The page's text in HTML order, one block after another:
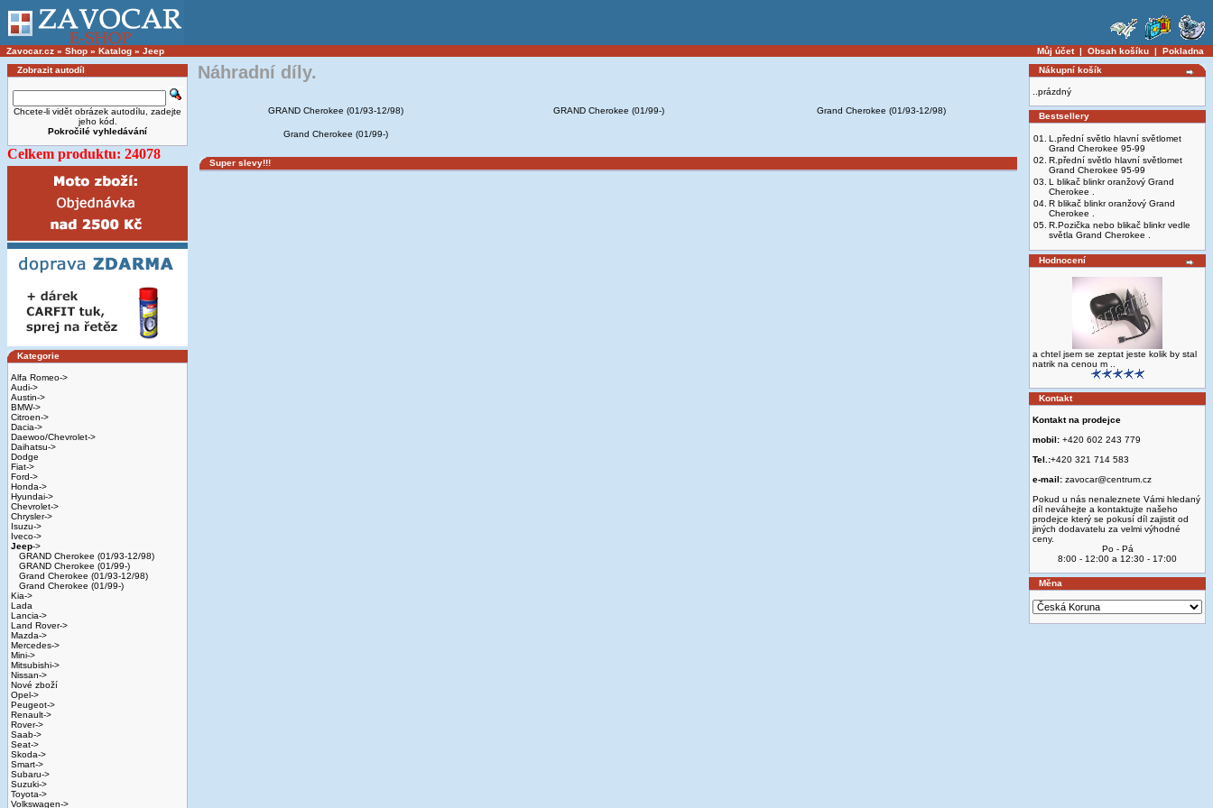
Zavocar.cz » Shop » Katalog » Jeep Můj účet| Obsah košíku | Pokladna
Zobrazit autodíl
Chcete-li vidět obrázek autodílu, zadejte
jeho kód.
Pokročilé vyhledávání
Celkem produktu: 24078
Kategorie
Alfa Romeo->
Audi->
Austin->
BMW->
Citroen->
Dacia->
Daewoo/Chevrolet->
Daihatsu->
Dodge
Fiat->
Ford->
Honda->
Hyundai->
Chevrolet->
Chrysler->
Isuzu->
Iveco->
Jeep->
GRAND Cherokee (01/93-12/98)
GRAND Cherokee (01/99-)
Grand Cherokee (01/93-12/98)
Grand Cherokee (01/99-)
Kia->
Lada
Lancia->
Land Rover->
Mazda->
Mercedes->
Mini->
Mitsubishi->
Nissan->
Nové zboží
Opel->
Peugeot->
Renault->
Rover->
Saab->
Seat->
Skoda->
Smart->
Subaru->
Suzuki->
Toyota->
Volkswagen->
Náhradní díly.
GRAND Cherokee (01/93-12/98) GRAND Cherokee (01/99-) Grand Cherokee (01/93-12/98)
Grand Cherokee (01/99-)
Super slevy!!!
Nákupní košík
..prázdný
Bestsellery
01.
L.přední světlo hlavní světlomet
Grand Cherokee 95-99
02. R.přední světlo hlavní světlomet
Grand Cherokee 95-99
03. L blikač blinkr oranžový Grand
Cherokee .
04. R blikač blinkr oranžový Grand
Cherokee .
05. R.Pozička nebo blikač blinkr vedle
světla Grand Cherokee .
Hodnocení
a chtel jsem se zeptat jeste kolik by stal
natrik na cenou m ..
Kontakt
Kontakt na prodejce
mobil: +420 602 243 779
Tel.:+420 321 714 583
e-mail: zavocar@centrum.cz
Pokud u nás nenaleznete Vámi hledaný
díl neváhejte a kontaktujte našeho
prodejce který se pokusí díl zajistit od
jiných dodavatelu za velmi výhodné
ceny.
Po - Pá
8:00 - 12:00 a 12:30 - 17:00
Měna